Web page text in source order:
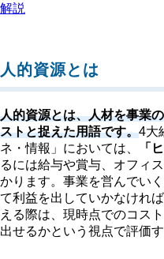
解説
人的資源とは
人的資源とは、人材を事業
ストと捉えた用語です。4大
ネ・情報」においては、
「
るには給与や賞与、オフィ
かります。事業を営んでい
て利益を出していかなけれ
える際は、現時点でのコス
出せるかという視点で評価